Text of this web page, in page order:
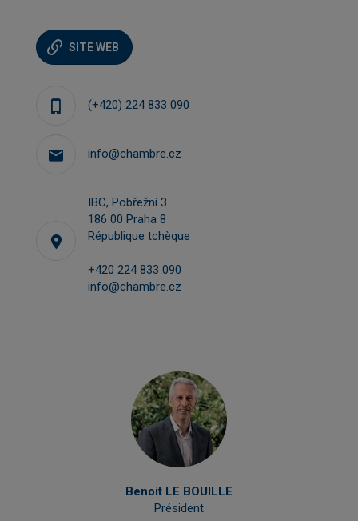
SITE WEB
(+420) 224 833 090
info@chambre.cz
IBC, Pobřežní 3
186 00 Praha 8
République tchèque
+420 224 833 090
info@chambre.cz
Benoit LE BOUILLE
Président